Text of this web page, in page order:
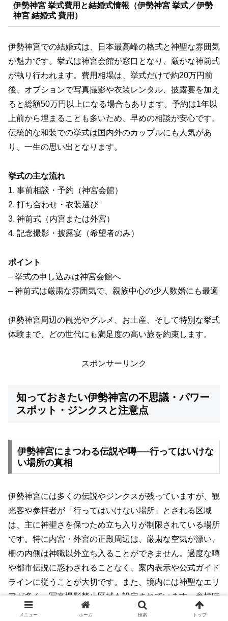
伊勢神宮 挙式費用と結婚式情報（伊勢神宮 挙式／伊勢
神宮 結婚式 費用）
伊勢神宮での結婚式は、日本最高峰の格式と神聖な雰囲気
が魅力です。挙式は神宮会館が窓口となり、厳かな神前式
が執り行われます。費用相場は、挙式だけで約20万円前
後、オプションで写真撮影や衣装レンタル、披露宴を加え
ると総額50万円以上になる場合もあります。予約は1年以
上前から埋まることも多いため、早めの相談が安心です。
伝統的な和装での挙式は国内外のカップルにも人気があ
り、一生の思い出となります。
挙式の主な流れ
1. 事前相談・予約（神宮会館）
2. 打ち合わせ・衣装選び
3. 神前式（内宮または外宮）
4. 記念撮影・披露宴（希望者のみ）
ポイント
– 挙式の申し込みは神宮会館へ
– 神前式は厳粛な雰囲気で、親族中心の少人数婚にも最適
伊勢神宮周辺の観光やグルメ、お土産、そして特別な挙式
体験まで、どの世代にも満足度の高い旅を約束します。
スポンサーリンク
知っておきたい伊勢神宮の不思議・パワー
スポット・ジンクスと注意点
伊勢神宮にまつわる伝説や噂──行ってはいけな
い場所の真相
伊勢神宮には多くの伝説やジンクスが残っていますが、観
光客や参拝者が「行ってはいけない場所」とされる区域
は、主に神聖さを保つため立ち入りが制限されている場所
です。特に内宮・外宮の正殿周辺は、厳粛な空気が漂い、
柵の内側は神職以外立ち入ることができません。過度な噂
や都市伝説に惑わされることなく、案内表示や公式ガイド
ラインに従うことが大切です。また、境内には神聖なエリ
アが多く、写真撮影禁止区域も設定されています。参拝時
は静粛を心がけ、マナーを守ることが信仰の場への敬意と
メニュー ホーム 検索 トップ